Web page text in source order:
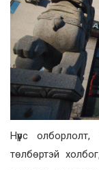
Нүүрс
төлбөртэй